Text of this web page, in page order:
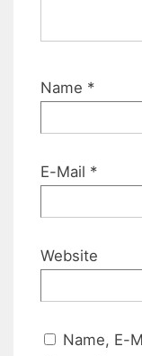
Name *
E-Mail *
Website
Name, E-